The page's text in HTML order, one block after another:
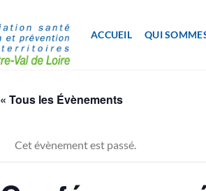
ACCUEIL QUI
« Tous les Évènements
Cet évènement est passé.